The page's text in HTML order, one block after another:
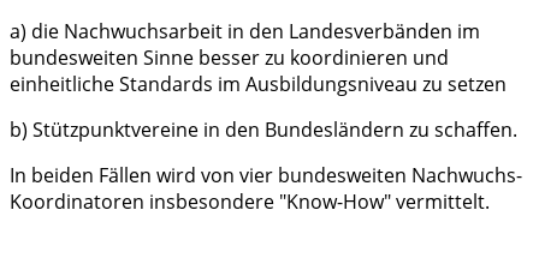
a) die Nachwuchsarbeit in den Landesverbänden im
bundesweiten Sinne besser zu koordinieren und
einheitliche Standards im Ausbildungsniveau zu setzen
b) Stützpunktvereine in den Bundesländern zu schaffen.
In beiden Fällen wird von vier bundesweiten Nachwuchs-
Koordinatoren insbesondere "Know-How" vermittelt.